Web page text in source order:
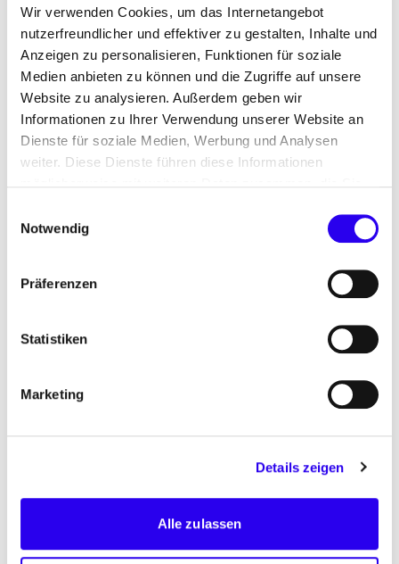
Wir verwenden Cookies, um das Internetangebot
nutzerfreundlicher und effektiver zu gestalten, Inhalte und
Anzeigen zu personalisieren, Funktionen für soziale
Medien anbieten zu können und die Zugriffe auf unsere
Website zu analysieren. Außerdem geben wir
Informationen zu Ihrer Verwendung unserer Website an
Dienste für soziale Medien, Werbung und Analysen
weiter. Diese Dienste führen diese Informationen
Nutzung der Dienste gesammelt haben.
Notwendig
Präferenzen
Statistiken
Marketing
Details zeigen
Alle zulassen
durch ihre höhere Komplexität, z. B. durch die
notwendige Nutzung von Drohnen und Robotern,
oftmals noch im Forschungsstadium. Hier hemmen
bisher insbesondere hohe Investitionskosten das
KI in Zukunft einen Beitrag für ein Integriertes und
stabiles Energiesystem leisten kann.
Bei Vertriebs- und Verbraucherservices wird KI
vorwiegend für individualisierte Produkte und
automatisierte Messungen und Abrechnungen
bisher vor allem darum, Dienstleistungen und
zeigt die Analyse jedoch ein großes Potenzial für
die vereinfachte Teilhabe aktiver Verbraucher an
der Integrierten Energiewende, z. B. durch den
Strom aus privaten Photovoltaikanlagen. Auch das
Energiemanagement zur Eigenverbrauchserhöhung
von Photovoltaik-Batterie-Systemen in Haushalten
oder die Identifikation kleinteiliger